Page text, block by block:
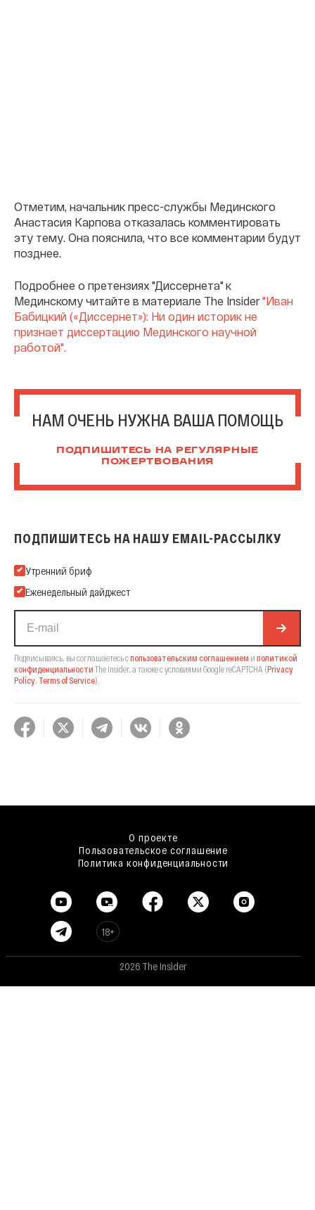
Отметим, начальник пресс-службы Мединского
Анастасия Карпова отказалась комментировать
эту тему. Она пояснила, что все комментарии будут
позднее.
Подробнее о претензиях "Диссернета" к
Мединскому читайте в материале The Insider"Иван
Бабицкий («Диссернет»): Ни один историк не
признает диссертацию Мединского научной
работой".
НАМ ОЧЕНЬ НУЖНА ВАША ПОМОЩЬ
ПОДПИШИТЕСЬ НА РЕГУЛЯРНЫЕ
ПОЖЕРТВОВАНИЯ
ПОДПИШИТЕСЬ НА НАШУ EMAIL-РАССЫЛКУ
Подпишитесь на нашу Email-рассылку
Утренний бриф
Еженедельный дайджест
Подписываясь, вы соглашаетесь спользовательским соглашением и политикой
конфиденциальности The Insider, а также с условиями Google reCAPTCHA (Privacy
Policy Terms of Service).
О проекте
Пользовательское соглашение
Политика конфиденциальности
18+
2026 The Insider